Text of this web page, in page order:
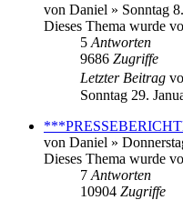
von Daniel » Sonntag
Dieses Thema wurde
5 Antworten
9686 Zugriffe
Letzter Beitrag
Sonntag 29.
von Daniel »
Dieses Thema wurde
7 Antworten
10904 Zugriffe